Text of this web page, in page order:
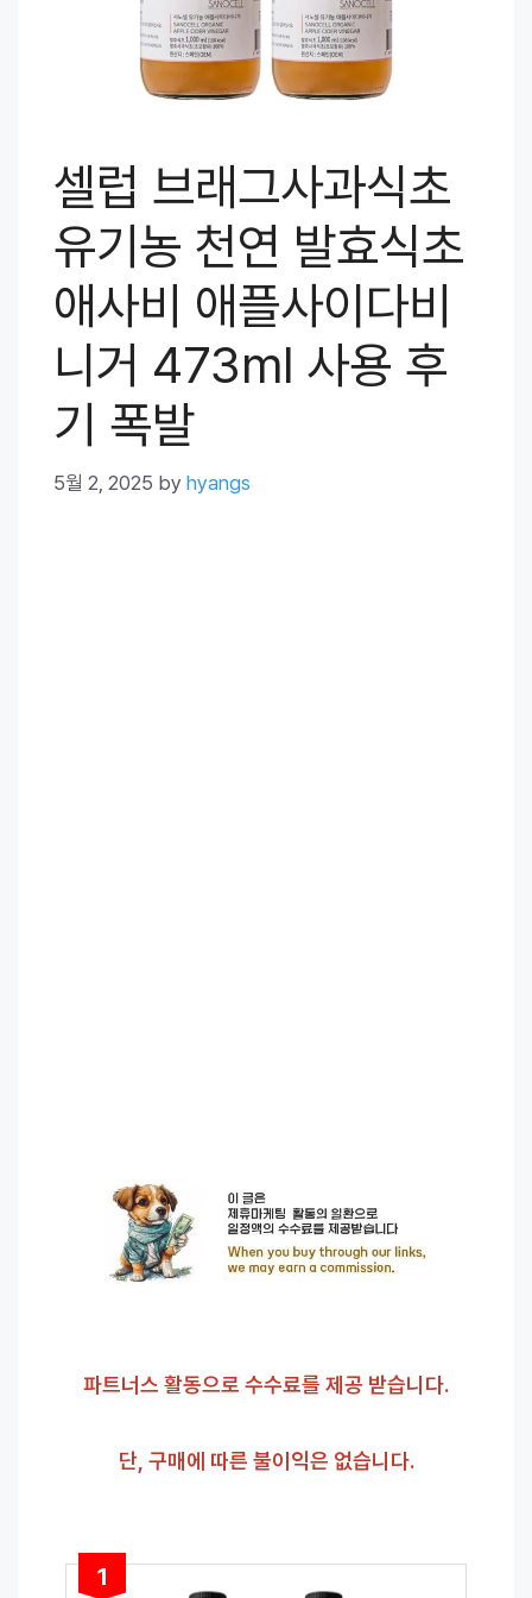
셀럽 브래그사과식초
유기농 천연 발효식초
애사비 애플사이다비
니거 473ml 사용 후
기 폭발
5월 2, 2025 by hyangs
파트너스 활동으로 수수료를 제공 받습니다.
단, 구매에 따른 불이익은 없습니다.
1